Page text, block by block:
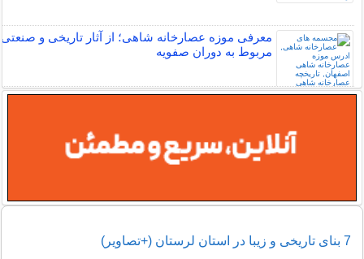
معرفی موزه عصارخانه شاهی؛ از آثار تاریخی و صنعتی
مربوط به دوران صفویه
7 بنای تاریخی و زیبا در استان لرستان (+تصاویر)